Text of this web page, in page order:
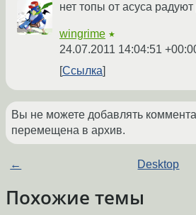
нет топы от асуса
wingrime ★
24.07.2011 14:04:51
Ссылка
Вы не можете добавлять
перемещена в архив.
← Desktop
Похожие темы